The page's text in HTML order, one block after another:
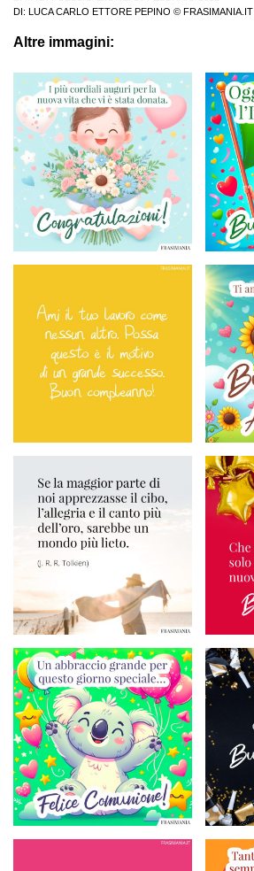
DI:
LUCA CARLO ETTORE PEPINO © FRASIMANIA.IT
Altre immagini: